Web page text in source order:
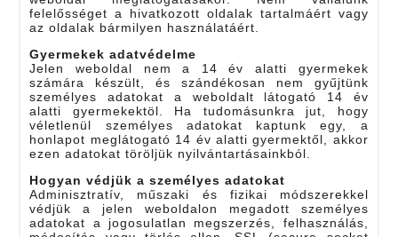
felelősséget a hivatkozott oldalak tartalmáért vagy
az oldalak bármilyen használatáért.
Gyermekek adatvédelme
Jelen weboldal nem a 14 év alatti gyermekek
számára készült, és szándékosan nem gyűjtünk
személyes adatokat a weboldalt látogató 14 év
alatti gyermekektöl. Ha tudomásunkra jut, hogy
véletlenül személyes adatokat kaptunk egy, a
honlapot meglátogató 14 év alatti gyermektől, akkor
ezen adatokat töröljük nyilvántartásainkból.
Hogyan védjük a személyes adatokat
Adminisztratív, műszaki és fizikai módszerekkel
védjük a jelen weboldalon megadott személyes
adatokat a jogosulatlan megszerzés, felhasználás,